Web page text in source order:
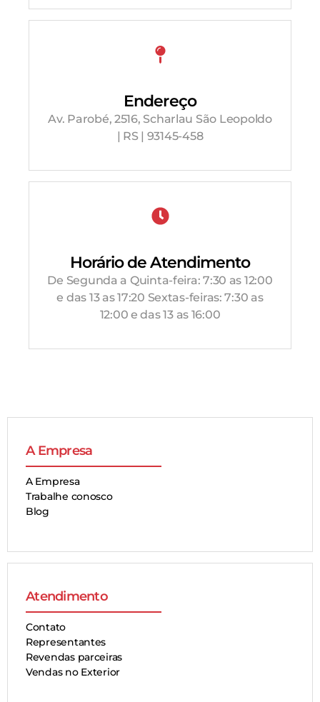
Endereço
Av. Parobé, 2516, Scharlau São Leopoldo
| RS | 93145-458
Horário de Atendimento
De Segunda a Quinta-feira: 7:30 as 12:00
e das 13 as 17:20 Sextas-feiras: 7:30 as
12:00 e das 13 as 16:00
A Empresa
A Empresa
Trabalhe conosco
Blog
Atendimento
Contato
Representantes
Revendas parceiras
Vendas no Exterior